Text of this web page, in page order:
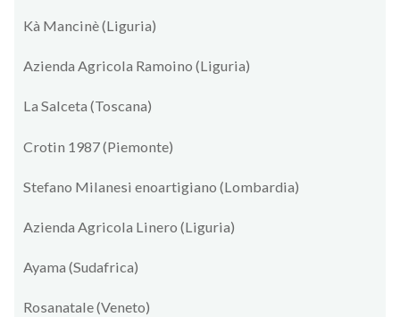
Kà Mancinè (Liguria)
Azienda Agricola Ramoino (Liguria)
La Salceta (Toscana)
Crotin 1987 (Piemonte)
Stefano Milanesi enoartigiano (Lombardia)
Azienda Agricola Linero (Liguria)
Ayama (Sudafrica)
Rosanatale (Veneto)